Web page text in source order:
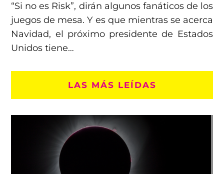
“Si no es Risk”, dirán algunos fanáticos de los
juegos de mesa. Y es que mientras se acerca
Navidad, el próximo presidente de Estados
Unidos tiene…
LAS MÁS LEÍDAS